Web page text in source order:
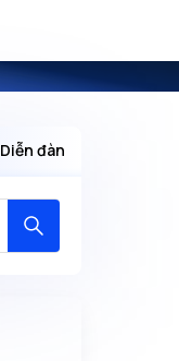
Diễn đàn